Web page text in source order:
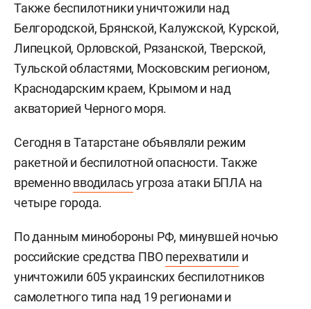
Также беспилотники уничтожили над
Белгородской, Брянской, Калужской, Курской,
Липецкой, Орловской, Рязанской, Тверской,
Тульской областями, Московским регионом,
Краснодарским краем, Крымом и над
акваторией Черного моря.
Сегодня в Татарстане объявляли режим
ракетной и беспилотной опасности. Также
временновводиласьугроза атаки БПЛА на
четыре города.
По данным минобороны РФ, минувшей ночью
российские средства ПВОперехватили и
уничтожили 605 украинских беспилотников
самолетного типа над 19 регионами и